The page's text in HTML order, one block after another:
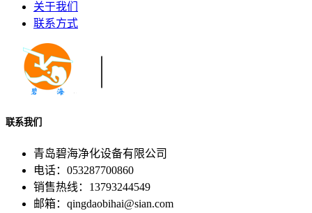
关于我们
联系方式
联系我们
青岛碧海净化设备有限公司
电话：053287700860
销售热线：13793244549
邮箱：qingdaobihai@sian.com